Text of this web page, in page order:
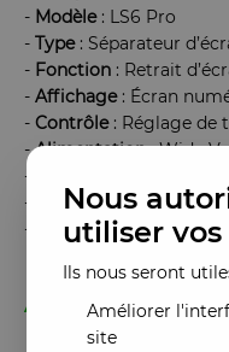
- Modèle: LS6 Pro
- Type: Séparateur
- Fonction : Retrait
- Affichage: Écran
- Contrôle: Réglage de
-Alimentation: Wide
-
-
Système de fixation:
-
Utilisation: Réparation
Avantages :
Nous
utiliser vos
Ils nous seront
Améliorer
site